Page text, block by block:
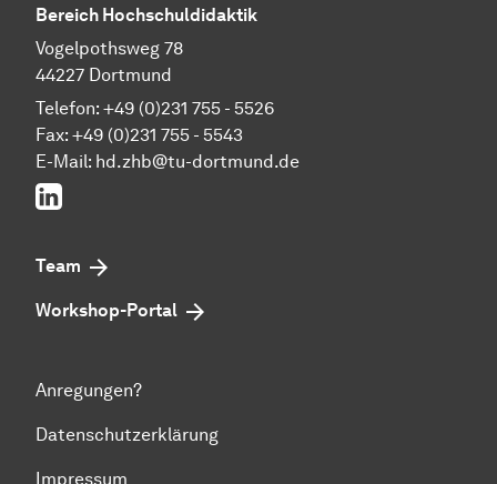
Bereich Hochschuldidaktik
Vogelpothsweg 78
44227 Dortmund
Telefon: +49 (0)231 755 - 5526
Fax: +49 (0)231 755 - 5543
E-Mail: hd.zhb@tu-dortmund.de
LinkedIn
Team
Workshop-Portal
Anregungen?
Datenschutzerklärung
Impressum